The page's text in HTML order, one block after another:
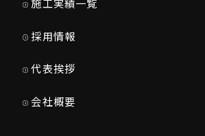
採用情報
代表挨拶
会社概要